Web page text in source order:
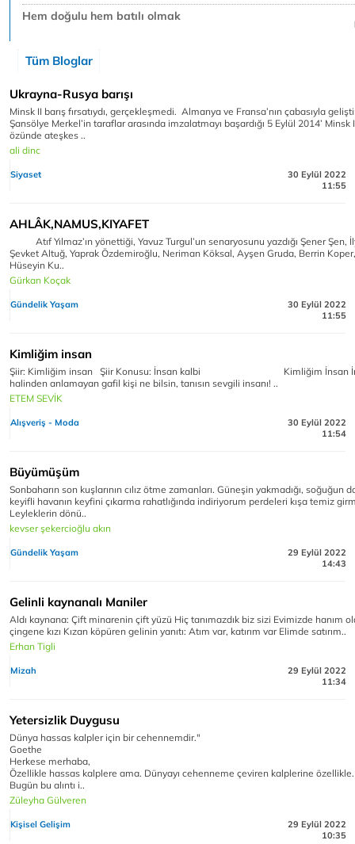
Hem doğulu hem batılı olmak
Tüm Bloglar
Ukrayna-Rusya barışı
Minsk II barış fırsatıydı, gerçekleşmedi. Almanya ve Fransa’nın çabasıyla
Şansölye Merkel’in taraflar arasında imzalatmayı başardığı 5 Eylül 2014’ Minsk
özünde ateşkes ..
ali dinc
Siyaset
30 Eylül 2022
11:55
AHLÂK,NAMUS,KIYAFET
Atıf Yılmaz’ın yönettiği, Yavuz Turgul’un senaryosunu yazdığı Şener Şen,
Şevket Altuğ, Yaprak Özdemiroğlu, Neriman Köksal, Ayşen Gruda, Berrin
Hüseyin Ku..
Gürkan Koçak
Gündelik Yaşam
30 Eylül 2022
11:55
Kimliğim insan
Şiir: Kimliğim insan Şiir Konusu: İnsan kalbi Kimliğim İnsan
halinden anlamayan gafil kişi ne bilsin, tanısın sevgili insanı! ..
ETEM SEVİK
Alışveriş - Moda
30 Eylül 2022
11:54
Büyümüşüm
Sonbaharın son kuşlarının cılız ötme zamanları. Güneşin yakmadığı, soğuğun
keyifli havanın keyfini çıkarma rahatlığında indiriyorum perdeleri kışa temiz
Leyleklerin dönü..
kevser şekercioğlu akın
Gündelik Yaşam
29 Eylül 2022
14:43
Gelinli kaynanalı Maniler
Aldı kaynana: Çift minarenin çift yüzü Hiç tanımazdık biz sizi Evimizde hanım
çingene kızı Kızan köpüren gelinin yanıtı: Atım var, katırım var Elimde satırım..
Erhan Tigli
Mizah
29 Eylül 2022
11:34
Yetersizlik Duygusu
Dünya hassas kalpler için bir cehennemdir."
Goethe
Herkese merhaba,
Özellikle hassas kalplere ama. Dünyayı cehenneme çeviren kalplerine özellikle.
Bugün bu alıntı i..
Züleyha Gülveren
Kişisel Gelişim
29 Eylül 2022
10:35